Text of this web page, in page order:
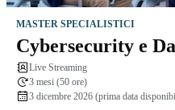
MASTER SPECIALISTICI
Cybersecurity e
Live Streaming
3 mesi (50 ore)
3 dicembre 2026 (prima data